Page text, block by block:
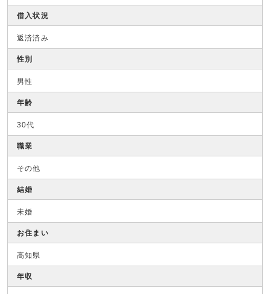
借入状況
返済済み
性別
男性
年齢
30代
職業
その他
結婚
未婚
お住まい
高知県
年収